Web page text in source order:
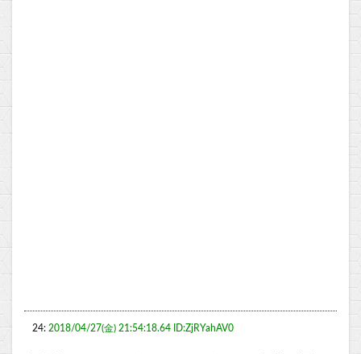
24: 2018/04/27(金) 21:54:18.64 ID:ZjRYahAV0